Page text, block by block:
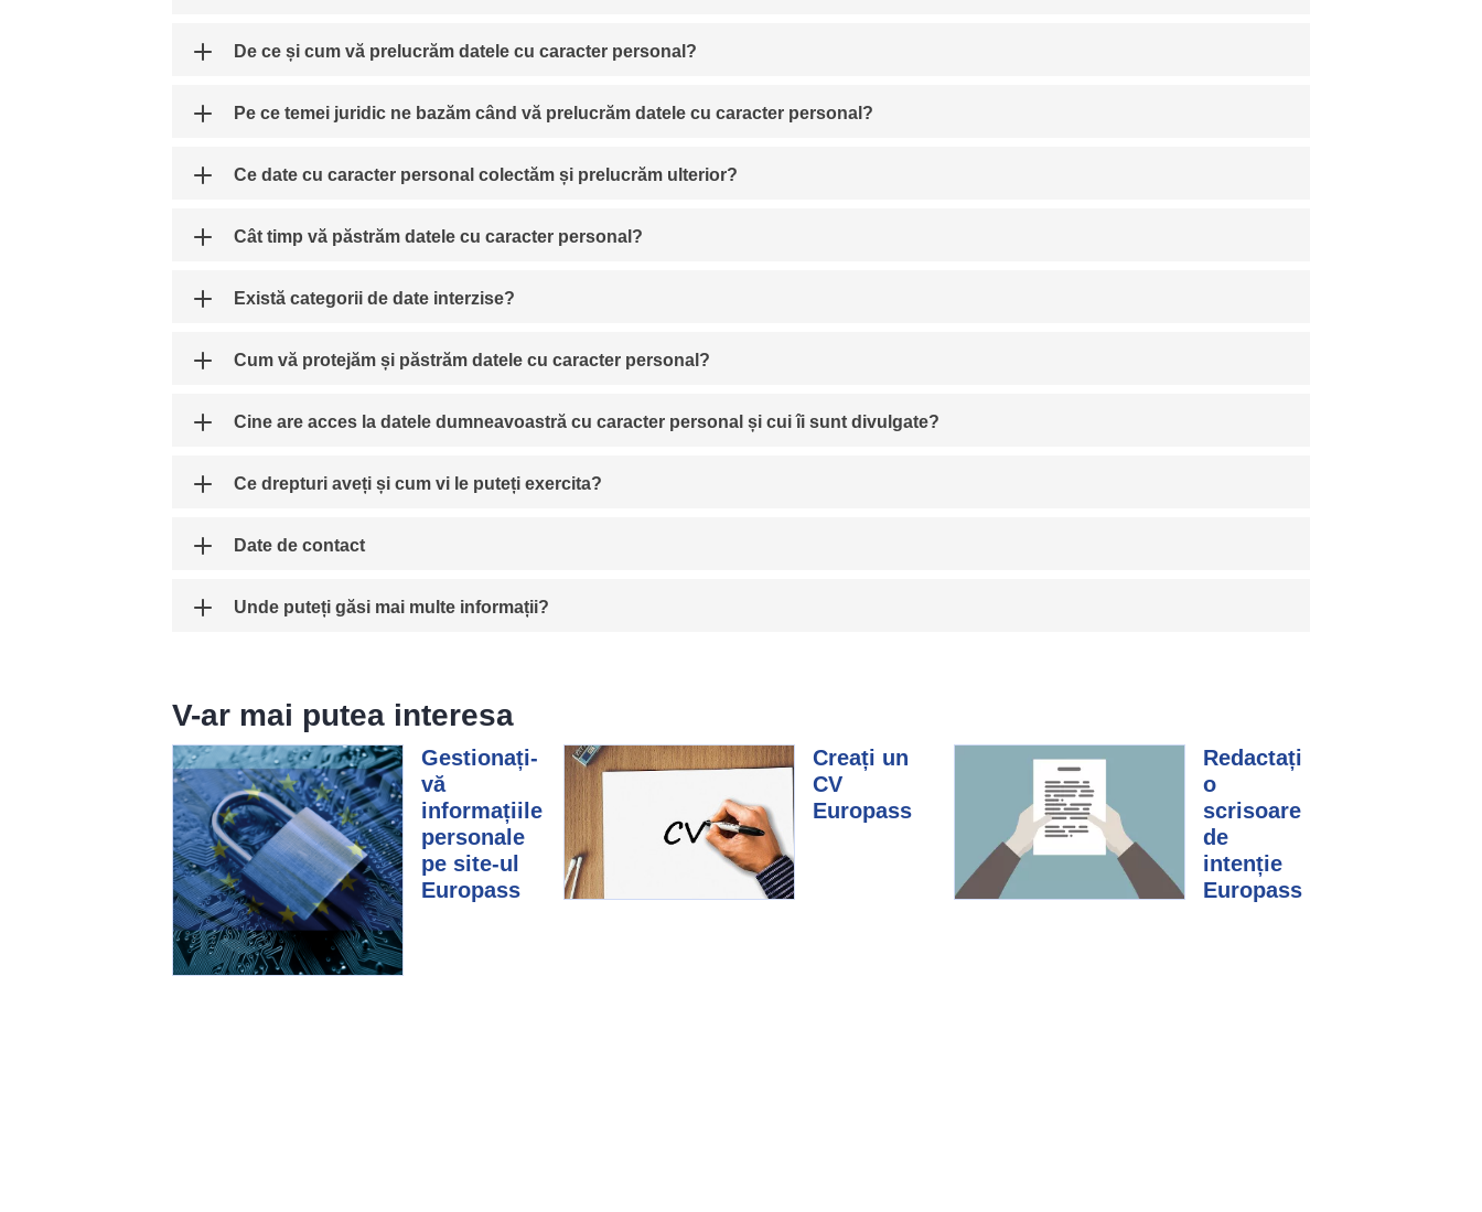
De ce și cum vă prelucrăm datele cu caracter personal?
Pe ce temei juridic ne bazăm când vă prelucrăm datele cu caracter personal?
Ce date cu caracter personal colectăm și prelucrăm ulterior?
Cât timp vă păstrăm datele cu caracter personal?
Există categorii de date interzise?
Cum vă protejăm și păstrăm datele cu caracter personal?
Cine are acces la datele dumneavoastră cu caracter personal și cui îi sunt divulgate?
Ce drepturi aveți și cum vi le puteți exercita?
Date de contact
Unde puteți găsi mai multe informații?
V-ar mai putea interesa
Gestionați-
vă
informațiile
personale
pe site-ul
Europass
Creați un
CV
Europass
Redactați
o
scrisoare
de
intenție
Europass